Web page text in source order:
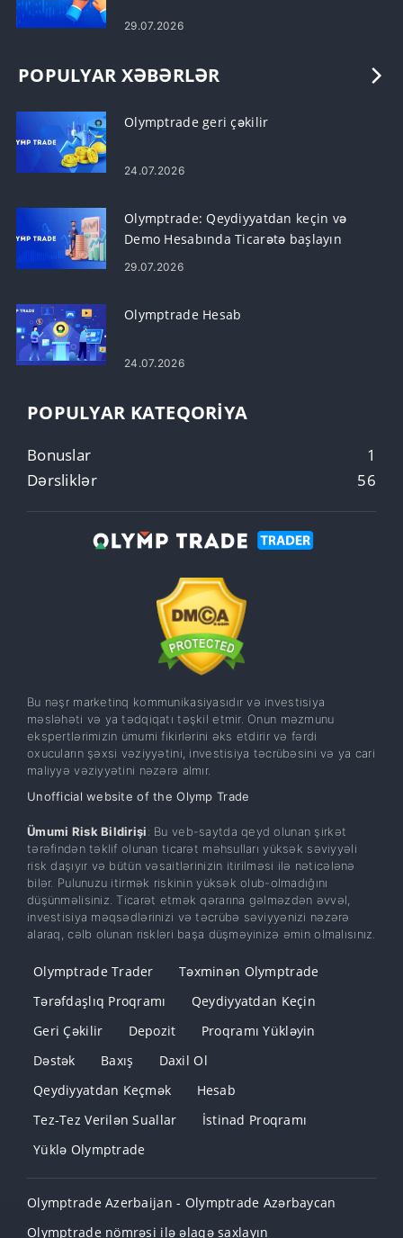
29.07.2026
POPULYAR XƏBƏRLƏR
Olymptrade geri çəkilir
24.07.2026
Olymptrade: Qeydiyyatdan keçin və
Demo Hesabında Ticarətə başlayın
29.07.2026
Olymptrade Hesab
24.07.2026
POPULYAR KATEQORIYA
Bonuslar
1
Dərsliklər
56
Bu nəşr marketinq kommunikasiyasıdır və investisiya
məsləhəti və ya tədqiqatı təşkil etmir. Onun məzmunu
ekspertlərimizin ümumi fikirlərini əks etdirir və fərdi
oxucuların şəxsi vəziyyətini, investisiya təcrübəsini və ya cari
maliyyə vəziyyətini nəzərə almır.
Unofficial website of the Olymp Trade
Ümumi Risk Bildirişi: Bu veb-saytda qeyd olunan şirkət
tərəfindən təklif olunan ticarət məhsulları yüksək səviyyəli
risk daşıyır və bütün vəsaitlərinizin itirilməsi ilə nəticələnə
bilər. Pulunuzu itirmək riskinin yüksək olub-olmadığını
düşünməlisiniz. Ticarət etmək qərarına gəlməzdən əvvəl,
investisiya məqsədlərinizi və təcrübə səviyyənizi nəzərə
alaraq, cəlb olunan riskləri başa düşməyinizə əmin olmalısınız.
Olymptrade Trader
Təxminən Olymptrade
Tərəfdaşlıq Proqramı
Qeydiyyatdan Keçin
Geri Çəkilir
Depozit
Proqramı Yükləyin
Dəstək
Baxış
Daxil Ol
Qeydiyyatdan Keçmək
Hesab
Tez-Tez Verilən Suallar
İstinad Proqramı
Yüklə Olymptrade
Olymptrade Azerbaijan - Olymptrade Azərbaycan
Olymptrade nömrəsi ilə əlaqə saxlayın